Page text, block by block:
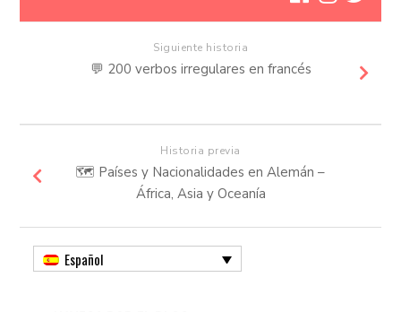
Siguiente historia
💬​ 200 verbos irregulares en francés
Historia previa
🗺️ Países y Nacionalidades en Alemán –
África, Asia y Oceanía
Español